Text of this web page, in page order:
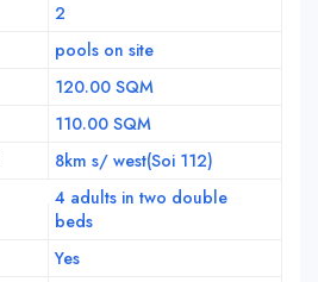
2
pools on site
120.00 SQM
110.00 SQM
8km s/ west(Soi 112)
4 adults in two double
beds
Yes